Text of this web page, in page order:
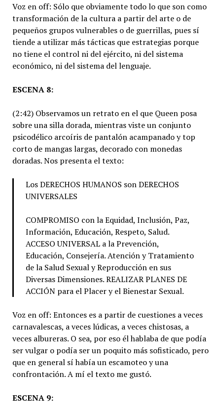
Voz en off: Sólo que obviamente todo lo que son como
transformación de la cultura a partir del arte o de
pequeños grupos vulnerables o de guerrillas, pues sí
tiende a utilizar más tácticas que estrategias porque
no tiene el control ni del ejército, ni del sistema
económico, ni del sistema del lenguaje.
ESCENA 8:
(2:42) Observamos un retrato en el que Queen posa
sobre una silla dorada, mientras viste un conjunto
psicodélico arcoíris de pantalón acampanado y top
corto de mangas largas, decorado con monedas
doradas. Nos presenta el texto:
Los DERECHOS HUMANOS son DERECHOS
UNIVERSALES
COMPROMISO con la Equidad, Inclusión, Paz,
Información, Educación, Respeto, Salud.
ACCESO UNIVERSAL a la Prevención,
Educación, Consejería. Atención y Tratamiento
de la Salud Sexual y Reproducción en sus
Diversas Dimensiones. REALIZAR PLANES DE
ACCIÓN para el Placer y el Bienestar Sexual.
Voz en off: Entonces es a partir de cuestiones a veces
carnavalescas, a veces lúdicas, a veces chistosas, a
veces albureras. O sea, por eso él hablaba de que podía
ser vulgar o podía ser un poquito más sofisticado, pero
que en general sí había un escamoteo y una
confrontación. A mí el texto me gustó.
ESCENA 9: